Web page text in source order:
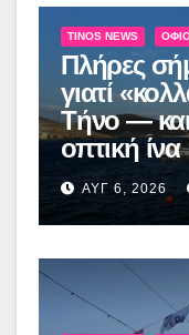
TINOS NEWS
Πλήρες
γιατί
Τήνο —
οπτική ίνα
ΑΥΓ 6, 2026